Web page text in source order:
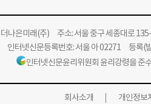
더나은미래(주)주소: 서울 중구 세종대로
인터넷신문등록번호: 서울 아 02271 등록(
인터넷신문윤리위원회 윤리강령을 준
회사소개 개인정보